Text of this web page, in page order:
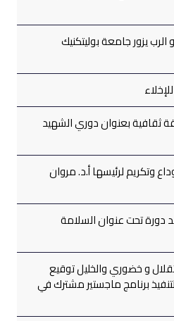
يزور جامعة بوليتكنيك
ثقافية بعنوان دوري الشهيد
وتكريم لرئيسها أ.د. مروان
تحت عنوان السلامة
و خضوري والخليل توقيع
برنامج ماجستير مشترك في